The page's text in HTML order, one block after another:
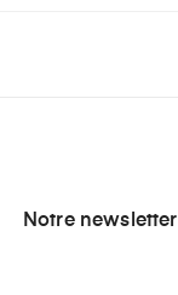
Notre newsletter